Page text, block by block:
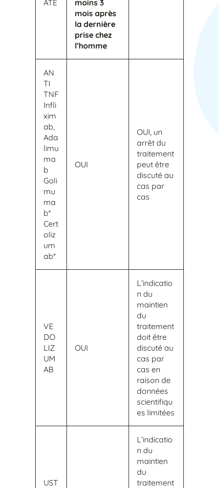
ATE
moins 3
mois après
la dernière
prise chez
l’homme
AN
TI
TNF
Infli
xim
ab,
Ada
limu
ma
b
Goli
mu
ma
b*
Cert
oliz
um
ab*
OUI
OUI, un
arrêt du
traitement
peut être
discuté au
cas par
cas
VE
DO
LIZ
UM
AB
OUI
L’indicatio
n du
maintien
du
traitement
doit être
discuté au
cas par
cas en
raison de
données
scientifiqu
es limitées
UST
L’indicatio
n du
maintien
du
traitement